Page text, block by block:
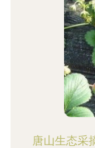
唐山生态采